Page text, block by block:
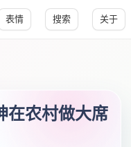
表情 搜索 关于
在农村做大席